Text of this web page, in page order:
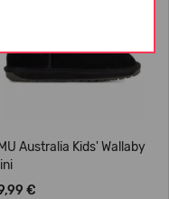
Australia Kids' Wallaby
€